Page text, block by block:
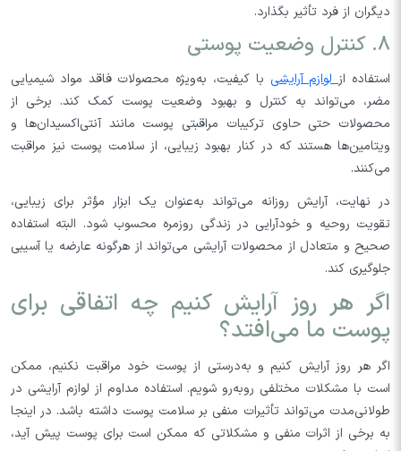
دیگران از فرد تأثیر بگذارد.
8. کنترل وضعیت پوستی
استفاده ازلوازم آرایشی با کیفیت، به‌ویژه محصولات فاقد مواد شیمیایی
مضر، می‌تواند به کنترل و بهبود وضعیت پوست کمک کند. برخی از
محصولات حتی حاوی ترکیبات مراقبتی پوست مانند آنتی‌اکسیدان‌ها و
ویتامین‌ها هستند که در کنار بهبود زیبایی، از سلامت پوست نیز مراقبت
می‌کنند.
در نهایت، آرایش روزانه می‌تواند به‌عنوان یک ابزار مؤثر برای زیبایی،
تقویت روحیه و خودآرایی در زندگی روزمره محسوب شود. البته استفاده
صحیح و متعادل از محصولات آرایشی می‌تواند از هرگونه عارضه یا آسیبی
جلوگیری کند.
اگر هر روز آرایش کنیم چه اتفاقی برای
پوست ما می‌افتد؟
اگر هر روز آرایش کنیم و به‌درستی از پوست خود مراقبت نکنیم، ممکن
است با مشکلات مختلفی روبه‌رو شویم. استفاده مداوم از لوازم آرایشی در
طولانی‌مدت می‌تواند تأثیرات منفی بر سلامت پوست داشته باشد. در اینجا
به برخی از اثرات منفی و مشکلاتی که ممکن است برای پوست پیش آید،